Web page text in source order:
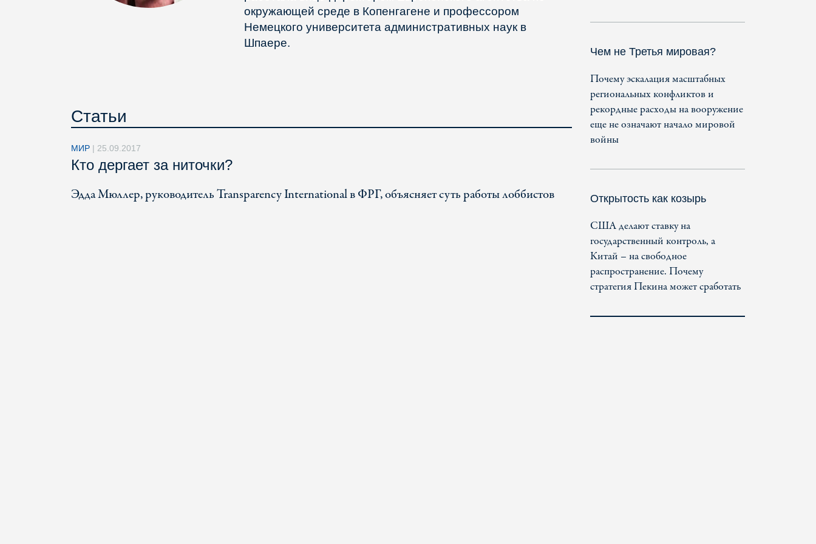
окружающей среде в Копенгагене и профессором
Немецкого университета административных наук в
Шпаере.
Статьи
МИР | 25.09.2017
Кто дергает за ниточки?
Эдда Мюллер, руководитель Transparency International в ФРГ, объясняет суть работы лоббистов
Чем не Третья мировая?
Почему эскалация масштабных
региональных конфликтов и
рекордные расходы на вооружение
еще не означают начало мировой
войны
Открытость как козырь
США делают ставку на
государственный контроль, а
Китай – на свободное
распространение. Почему
стратегия Пекина может сработать